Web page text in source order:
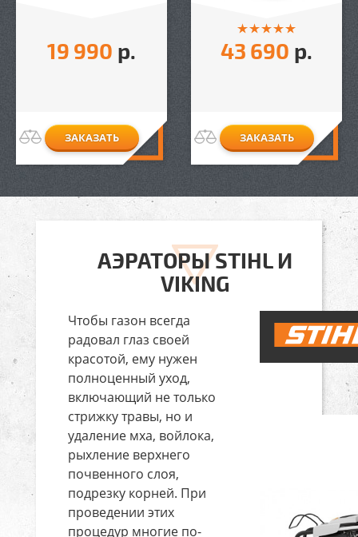
19 990 р.
ЗАКАЗАТЬ
43 690 р.
ЗАКАЗАТЬ
АЭРАТОРЫ STIHL И
VIKING
Чтобы газон всегда
радовал глаз своей
красотой, ему нужен
полноценный уход,
включающий не только
стрижку травы, но и
удаление мха, войлока,
рыхление верхнего
почвенного слоя,
подрезку корней. При
проведении этих
процедур многие по-